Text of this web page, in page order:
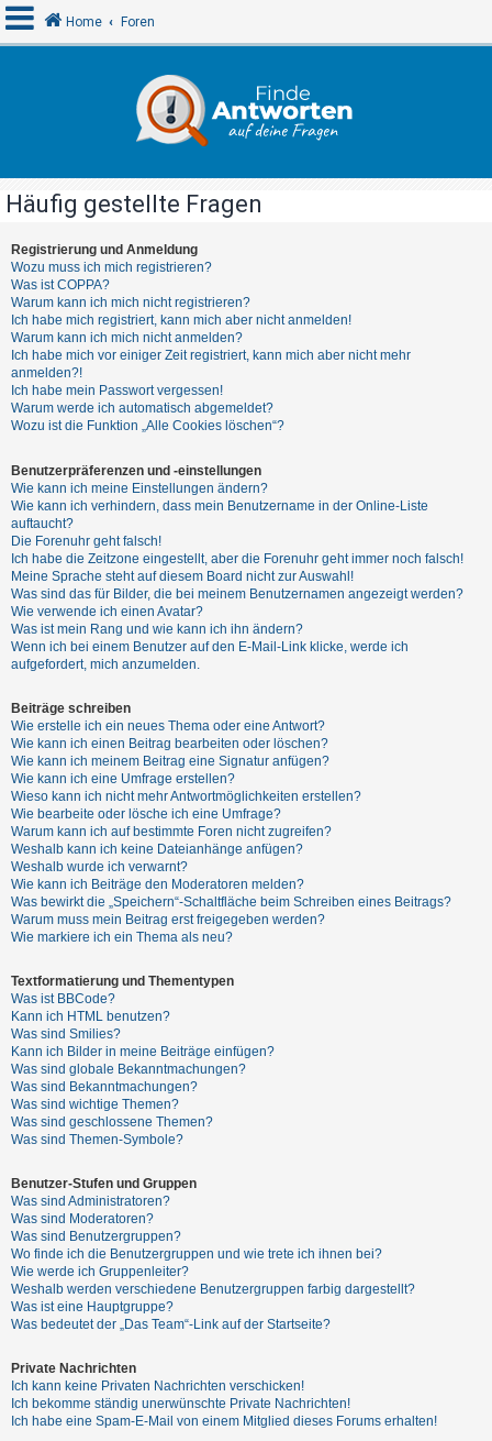
e
d
e
n
R
e
g
s
t
r
i
e
r
e
n
U
n
b
e
a
n
t
w
o
r
t
e
t
e
T
h
m
e
n
A
k
t
i
v
Home Foren
Häufig gestellte Fragen
Registrierung und Anmeldung
Wozu muss ich mich registrieren?
Was ist COPPA?
Warum kann ich mich nicht registrieren?
Ich habe mich registriert, kann mich aber nicht anmelden!
Warum kann ich mich nicht anmelden?
Ich habe mich vor einiger Zeit registriert, kann mich aber nicht mehr
anmelden?!
Ich habe mein Passwort vergessen!
Warum werde ich automatisch abgemeldet?
Wozu ist die Funktion „Alle Cookies löschen“?
Benutzerpräferenzen und -einstellungen
Wie kann ich meine Einstellungen ändern?
Wie kann ich verhindern, dass mein Benutzername in der Online-Liste
auftaucht?
Die Forenuhr geht falsch!
Ich habe die Zeitzone eingestellt, aber die Forenuhr geht immer noch falsch!
Meine Sprache steht auf diesem Board nicht zur Auswahl!
Was sind das für Bilder, die bei meinem Benutzernamen angezeigt werden?
Wie verwende ich einen Avatar?
Was ist mein Rang und wie kann ich ihn ändern?
Wenn ich bei einem Benutzer auf den E-Mail-Link klicke, werde ich
aufgefordert, mich anzumelden.
Beiträge schreiben
Wie erstelle ich ein neues Thema oder eine Antwort?
Wie kann ich einen Beitrag bearbeiten oder löschen?
Wie kann ich meinem Beitrag eine Signatur anfügen?
Wie kann ich eine Umfrage erstellen?
Wieso kann ich nicht mehr Antwortmöglichkeiten erstellen?
Wie bearbeite oder lösche ich eine Umfrage?
Warum kann ich auf bestimmte Foren nicht zugreifen?
Weshalb kann ich keine Dateianhänge anfügen?
Weshalb wurde ich verwarnt?
Wie kann ich Beiträge den Moderatoren melden?
Was bewirkt die „Speichern“-Schaltfläche beim Schreiben eines Beitrags?
Warum muss mein Beitrag erst freigegeben werden?
Wie markiere ich ein Thema als neu?
Textformatierung und Thementypen
Was ist BBCode?
Kann ich HTML benutzen?
Was sind Smilies?
Kann ich Bilder in meine Beiträge einfügen?
Was sind globale Bekanntmachungen?
Was sind Bekanntmachungen?
Was sind wichtige Themen?
Was sind geschlossene Themen?
Was sind Themen-Symbole?
Benutzer-Stufen und Gruppen
Was sind Administratoren?
Was sind Moderatoren?
Was sind Benutzergruppen?
Wo finde ich die Benutzergruppen und wie trete ich ihnen bei?
Wie werde ich Gruppenleiter?
Weshalb werden verschiedene Benutzergruppen farbig dargestellt?
Was ist eine Hauptgruppe?
Was bedeutet der „Das Team“-Link auf der Startseite?
Private Nachrichten
Ich kann keine Privaten Nachrichten verschicken!
Ich bekomme ständig unerwünschte Private Nachrichten!
Ich habe eine Spam-E-Mail von einem Mitglied dieses Forums erhalten!